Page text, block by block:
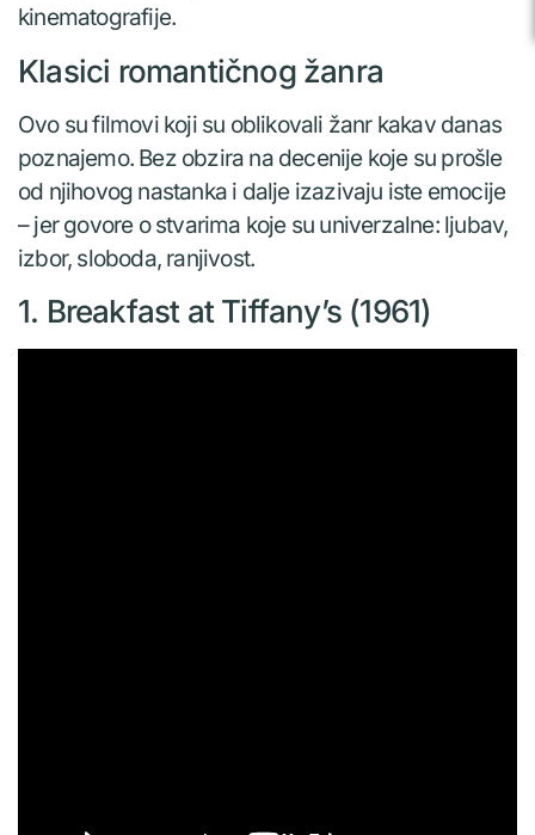
kinematografije.
Klasici romantičnog žanra
Ovo su filmovi koji su oblikovali žanr kakav danas
poznajemo. Bez obzira na decenije koje su prošle
od njihovog nastanka i dalje izazivaju iste emocije
– jer govore o stvarima koje su univerzalne: ljubav,
izbor, sloboda, ranjivost.
1. Breakfast at Tiffany’s (1961)